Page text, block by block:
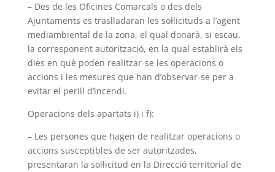
– Des de les Oficines Comarcals o des dels
Ajuntaments es traslladaran les sol·licituds a l’agent
mediambiental de la zona, el qual donarà, si escau,
la corresponent autorització, en la qual establirà els
dies en què poden realitzar-se les operacions o
accions i les mesures que han d’observar-se per a
evitar el perill d’incendi.
Operacions dels apartats i) i f):
– Les persones que hagen de realitzar operacions o
accions susceptibles de ser autoritzades,
presentaran la sol·licitud en la Direcció territorial de